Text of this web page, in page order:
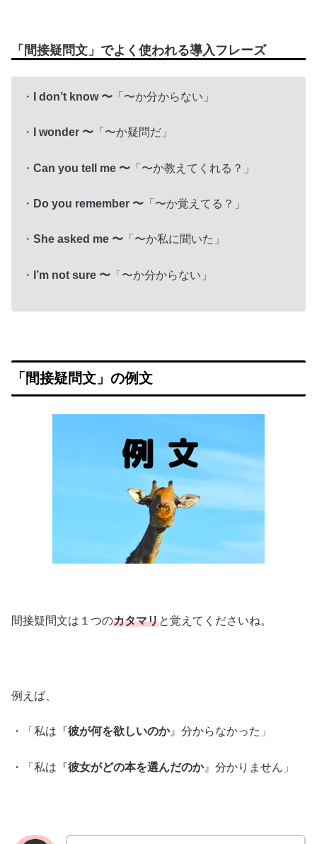
「間接疑問文」でよく使われる導入フレーズ
・ I don’t know 〜 「〜か分からない」
・ I wonder 〜 「〜か疑問だ」
・ Can you tell me 〜 「〜か教えてくれる？」
・ Do you remember 〜 「〜か覚えてる？」
・ She asked me 〜 「〜か私に聞いた」
・ I’m not sure 〜 「〜か分からない」
「間接疑問文」の例文
間接疑問文は１つのカタマリと覚えてくださいね。
例えば、
・「私は『彼が何を欲しいのか』分からなかった」
・「私は『彼女がどの本を選んだのか』分かりません」